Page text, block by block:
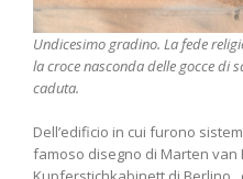
Undicesimo gradino. La fede
la croce nasconda delle gocce di
caduta.
Dell’edificio in cui furono
famoso disegno di Marten van